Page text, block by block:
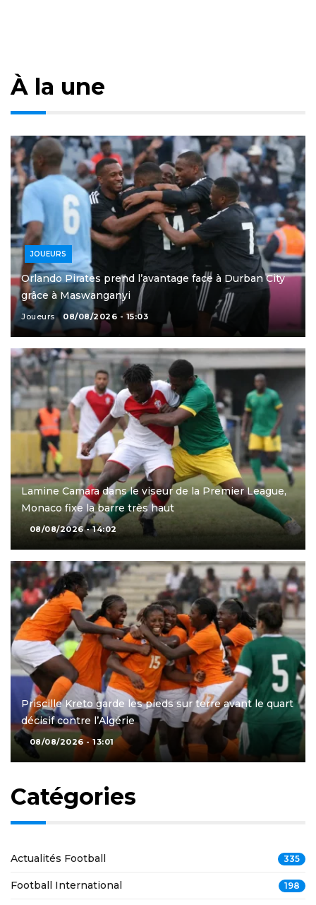
À la une
JOUEURS
Orlando Pirates prend l’avantage face à Durban City
grâce à Maswanganyi
Joueurs 08/08/2026 - 15:03
Lamine Camara dans le viseur de la Premier League,
Monaco fixe la barre très haut
08/08/2026 - 14:02
Priscille Kreto garde les pieds sur terre avant le quart
décisif contre l’Algérie
08/08/2026 - 13:01
Catégories
Actualités Football 335
Football International 198